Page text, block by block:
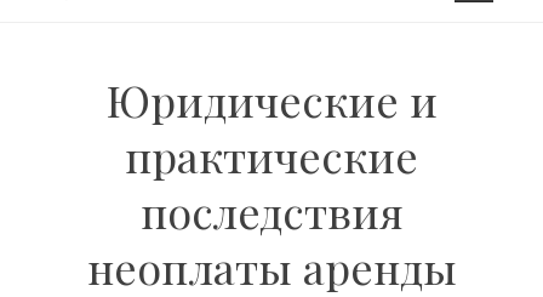
Юридические и
практические
последствия
неоплаты аренды